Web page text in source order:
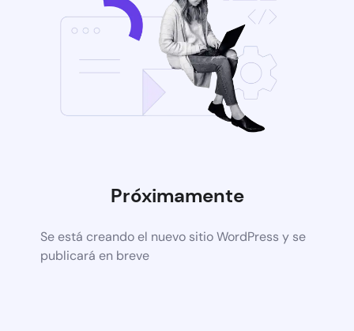
Próximamente
Se está creando el nuevo sitio WordPress y se
publicará en breve